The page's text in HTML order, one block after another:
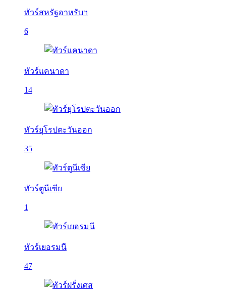
ทัวร์สหรัฐอาหรับฯ
6
ทัวร์แคนาดา
14
ทัวร์ยุโรปตะวันออก
35
ทัวร์ตูนีเซีย
1
ทัวร์เยอรมนี
47